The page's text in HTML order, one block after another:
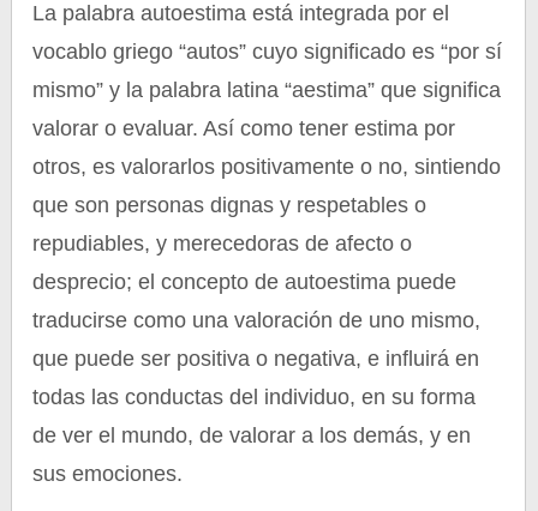
La palabra autoestima está integrada por el
vocablo griego “autos” cuyo significado es “por sí
mismo” y la palabra latina “aestima” que significa
valorar o evaluar. Así como tener estima por
otros, es valorarlos positivamente o no, sintiendo
que son personas dignas y respetables o
repudiables, y merecedoras de afecto o
desprecio; el concepto de autoestima puede
traducirse como una valoración de uno mismo,
que puede ser positiva o negativa, e influirá en
todas las conductas del individuo, en su forma
de ver el mundo, de valorar a los demás, y en
sus emociones.